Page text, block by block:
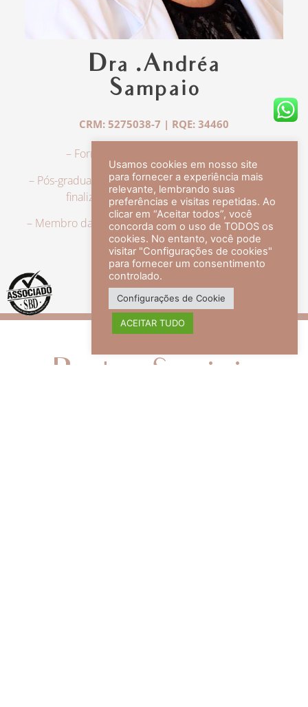
Dra .Andréa
Sampaio
CRM: 5275038-7 | RQE: 34460
– Formação em Medicina pela UFRJ.
– Pós-graduação em Dermatologia pela UFRJ, tendo
finalizado a especialização em 2007.
– Membro da Sociedade Brasileira de Dermatologia,
com título de especialista.
veja mais +
Redes Sociais
Usamos cookies em nosso site
para fornecer a experiência mais
relevante, lembrando suas
preferências e visitas repetidas. Ao
clicar em “Aceitar todos”, você
concorda com o uso de TODOS os
cookies. No entanto, você pode
visitar "Configurações de cookies"
para fornecer um consentimento
controlado.
Configurações de Cookie
ACEITAR TUDO